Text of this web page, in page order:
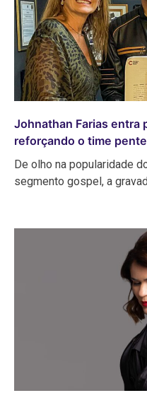
Johnathan Farias entra
reforçando o time
De olho na popularidade
segmento gospel, a